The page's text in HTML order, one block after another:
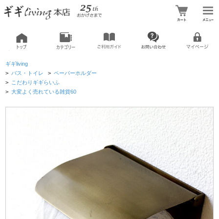
ギギliving
> バス・トイレ > ペーパーホルダー
> こだわりギギらいふ
> 大変よく売れている雑貨60